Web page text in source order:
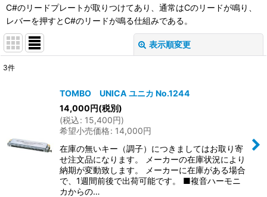
C#のリードプレートが取りつけてあり、通常はCのリードが鳴り、
レバーを押すとC#のリードが鳴る仕組みである。
表示順変更
絞り込む
3件
TOMBO UNICA ユニカ No.1244
14,000円(税別)
(税込: 15,400円)
希望小売価格: 14,000円
在庫の無いキー（調子）につきましてはお取り寄
せ注文品になります。 メーカーの在庫状況により
納期が変動致します。 メーカーに在庫がある場合
で、1週間前後で出荷可能です。 ■複音ハーモニ
カからの…